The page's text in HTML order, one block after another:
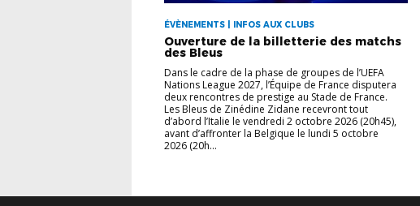
ÉVÈNEMENTS | INFOS AUX CLUBS
Ouverture de la billetterie des matchs
des Bleus
Dans le cadre de la phase de groupes de l’UEFA
Nations League 2027, l’Équipe de France disputera
deux rencontres de prestige au Stade de France.
Les Bleus de Zinédine Zidane recevront tout
d’abord l’Italie le vendredi 2 octobre 2026 (20h45),
avant d’affronter la Belgique le lundi 5 octobre
2026 (20h...